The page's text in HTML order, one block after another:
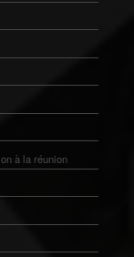
à la réunion